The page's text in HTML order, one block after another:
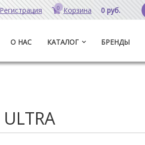
0 Корзина 0 руб.
О НАС КАТАЛОГ БРЕНДЫ